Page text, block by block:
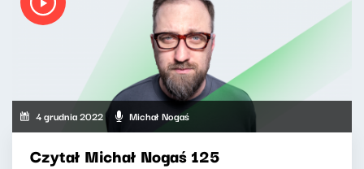
4 grudnia 2022 Michał Nogaś
Czytał Michał Nogaś 125